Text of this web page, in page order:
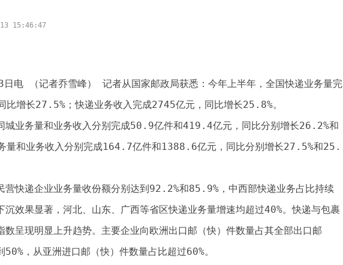
15:46:47
日电 （记者乔雪峰） 记者从国家邮政局获悉：今年上半年，全国快递业务量完
增长27.5%；快递业务收入完成2745亿元，同比增长25.8%。
城业务量和业务收入分别完成50.9亿件和419.4亿元，同比分别增长26.2%和
量和业务收入分别完成164.7亿件和1388.6亿元，同比分别增长27.5%和25.
营快递企业业务量收份额分别达到92.2%和85.9%，中西部快递业务占比持续
沉效果显著，河北、山东、广西等省区快递业务量增速均超过40%。快递与包裹
数呈现明显上升趋势。主要企业向欧洲出口邮（快）件数量占其全部出口邮
50%，从亚洲进口邮（快）件数量占比超过60%。